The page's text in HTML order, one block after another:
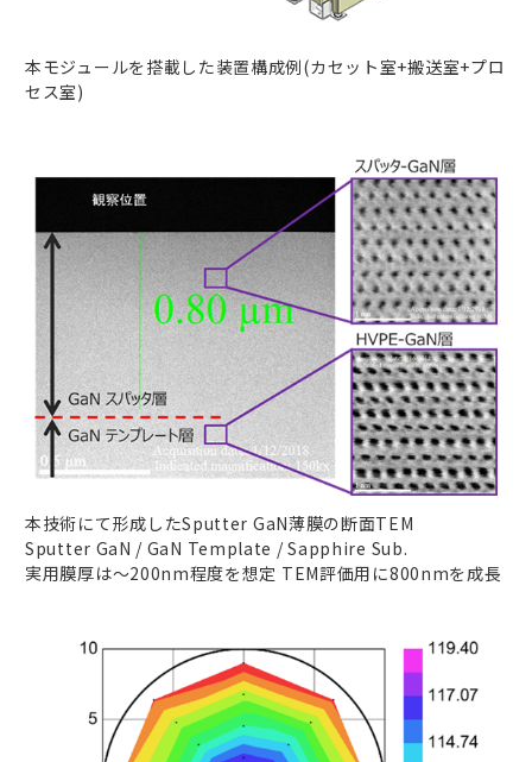
本モジュールを搭載した装置構成例(カセット室+搬送室+プロ
セス室)
本技術にて形成したSputter GaN薄膜の断面TEM
Sputter GaN / GaN Template / Sapphire Sub.
実用膜厚は～200nm程度を想定 TEM評価用に800nmを成長